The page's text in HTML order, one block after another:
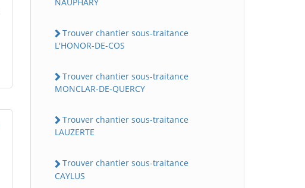
Trouver chantier sous-traitance
L'HONOR-DE-COS
Trouver chantier sous-traitance
MONCLAR-DE-QUERCY
Trouver chantier sous-traitance
LAUZERTE
Trouver chantier sous-traitance
CAYLUS